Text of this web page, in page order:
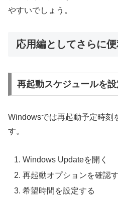
やすいでしょう。
応用編としてさらに
再起動スケジュールを
Windowsでは再起動予定時刻
す。
Windows Updateを開く
再起動オプションを確認
希望時間を設定する